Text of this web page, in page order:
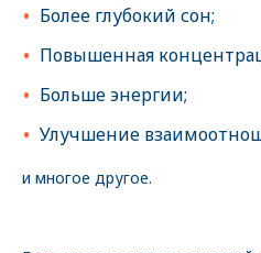
Более глубокий сон;
Повышенная
Больше энергии;
Улучшение
и многое